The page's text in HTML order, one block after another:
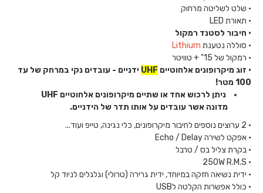
• שלט לשליטה מרחוק
• תאורת LED
• חיבור לסטנד רמקול
• סוללה נטענת Lithium
• רמקול של 15" + טוויטר
• זוג מיקרופונים אלחוטיים UHF ידניים - עובדים נקי במרחק של עד
100 מטר!
ניתן לרכוש אחד או שתיים מיקרופונים אלחוטיים UHF
מדונה אשר עובדים על אותו תדר של הידניים.
• 2 ערוצים נוספים לחיבור מיקרופונים, כלי נגינה, טייפ ועוד...
• אפקט לשירה Echo / Delay
• בקרת צליל בס / טרבל
• 250W R.M.S
• ידית נשיאה חזקה במיוחד, ידית גרירה (טרולי) וגלגלים לניוד קל
• כולל אפשרות הקלטה לUSB